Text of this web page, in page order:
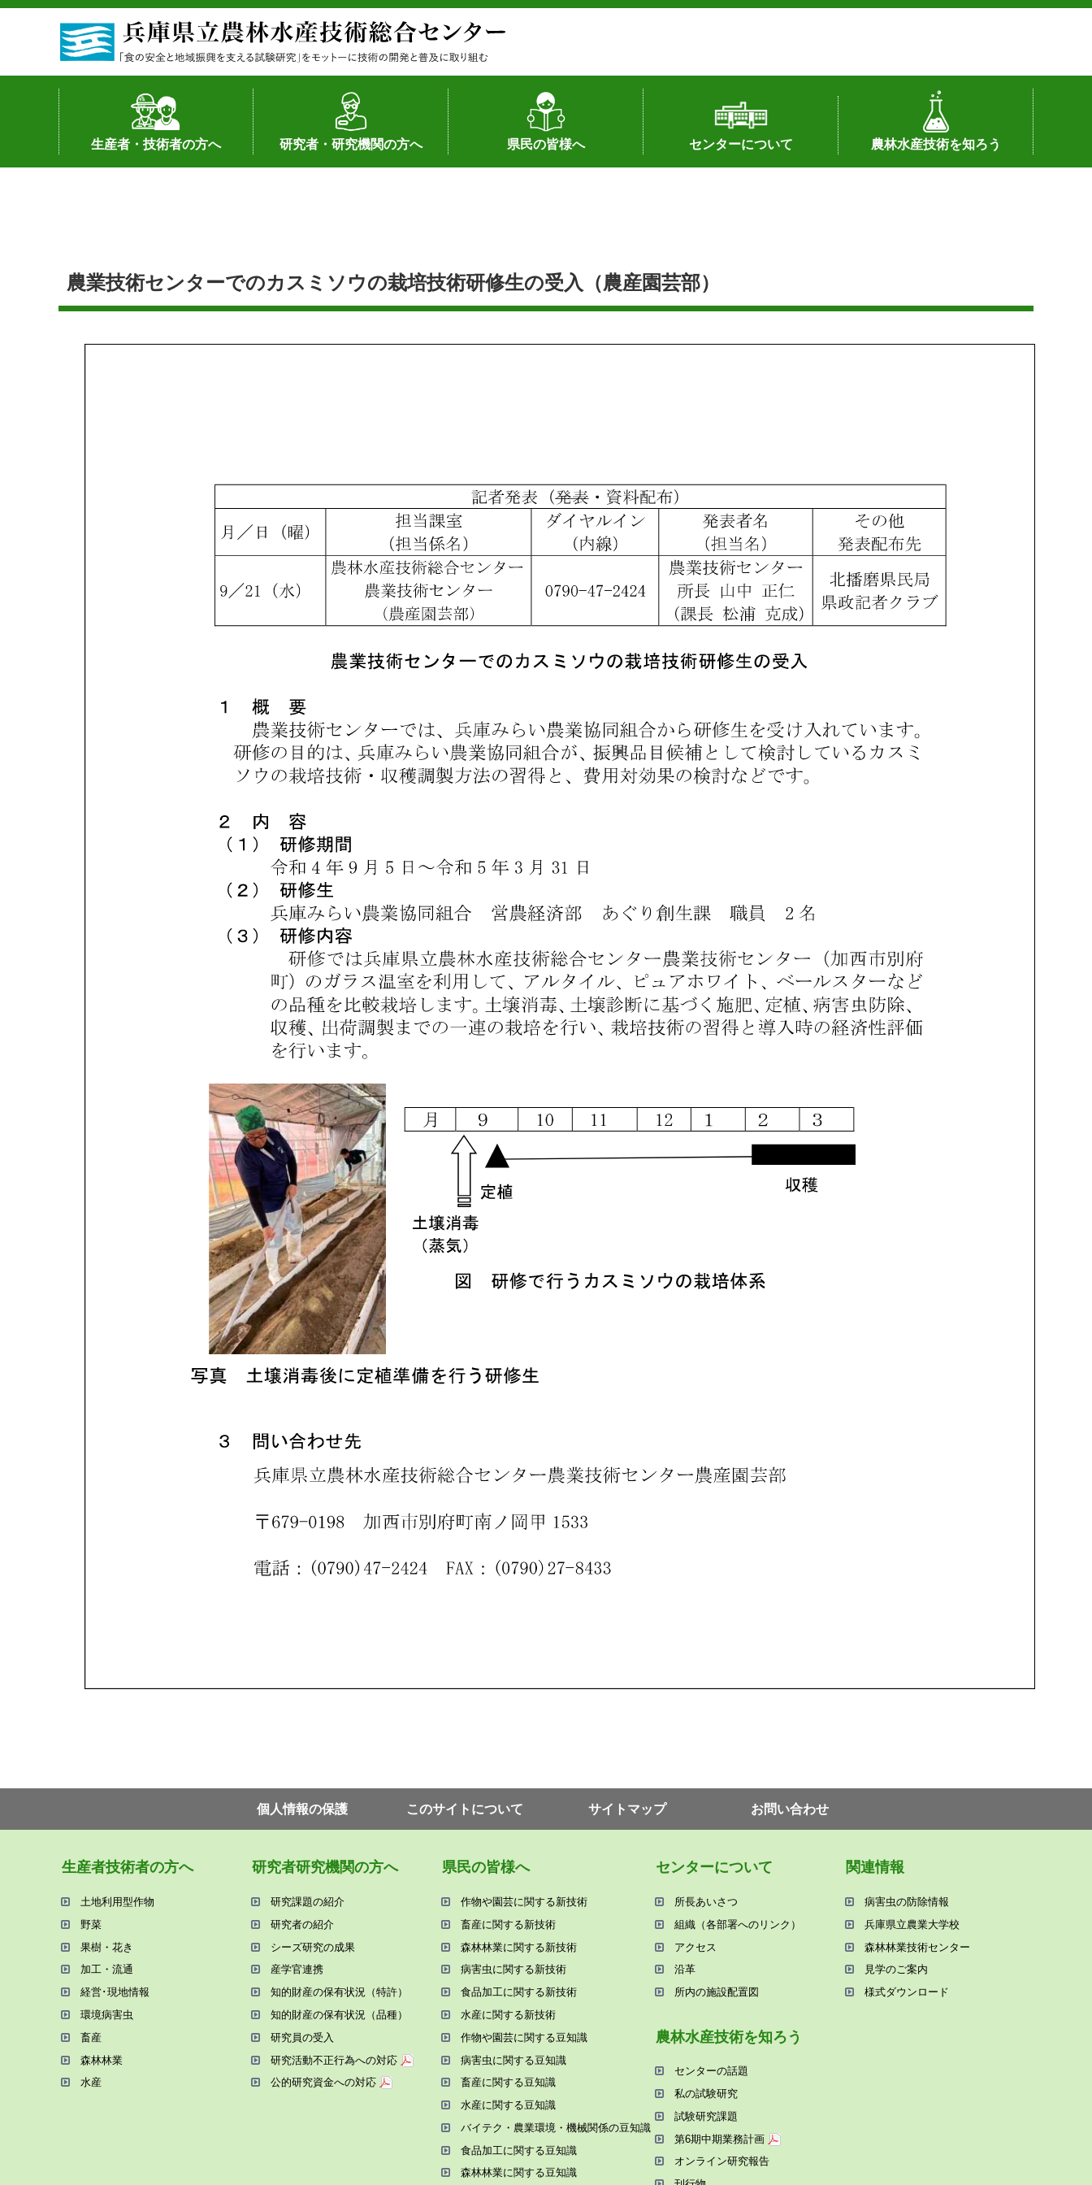
生産者・技術者の方へ
土地利用型作物
野菜
果樹・花き
加工・流通
経営･現地情報
環境病害虫
畜産
森林林業
水産
基幹種雄牛の紹介
研究者・研究機関の方へ
研究者の紹介
シーズ研究の成果
産学官連携
知的財産の保有状況（特許）
知的財産の保有状況（品種）
研究員の受入
研究活動不正行為への対応
公的研究資金への対応
県民の皆様へ
作物や園芸に関する新技術
畜産に関する新技術
森林林業に関する新技術
病害虫に関する新技術
食品加工に関する新技術
水産に関する新技術
作物や園芸に関する豆知識
病害虫に関する豆知識
畜産に関する豆知識
水産に関する豆知識
バイテク・農業環境・機械関係
食品加工に関する豆知識
森林林業に関する豆知識
センターについて
所長あいさつ
組織（各部署へのリンク）
アクセス
沿革
所内の施設配置図
農林水産技術を知ろう
センターの話題
私の試験研究
試験研究課題
第6期中期業務計画
オンライン研究報告
刊行物
知的財産に関する相談窓口
農業技術センターでのカスミソウの栽培技術研修生の受入（農産園芸部）
個⼈情報の保護 このサイトについて サイトマップ お問い合わせ
⽣産者技術者の⽅へ
⼟地利⽤型作物
野菜
果樹・花き
加⼯・流通
経営･現地情報
環境病害⾍
畜産
森林林業
⽔産
研究者研究機関の⽅へ
研究課題の紹介
研究者の紹介
シーズ研究の成果
産学官連携
知的財産の保有状況（特許）
知的財産の保有状況（品種）
研究員の受⼊
研究活動不正⾏為への対応
公的研究資金への対応
県⺠の皆様へ
作物や園芸に関する新技術
畜産に関する新技術
森林林業に関する新技術
病害⾍に関する新技術
⾷品加⼯に関する新技術
⽔産に関する新技術
作物や園芸に関する⾖知識
病害⾍に関する⾖知識
畜産に関する⾖知識
⽔産に関する⾖知識
バイテク・農業環境・機械関係の⾖知識
⾷品加⼯に関する⾖知識
森林林業に関する⾖知識
センターについて
所⻑あいさつ
組織（各部署へのリンク）
アクセス
沿⾰
所内の施設配置図
農林⽔産技術を知ろう
センターの話題
私の試験研究
試験研究課題
第6期中期業務計画
オンライン研究報告
関連情報
病害⾍の防除情報
兵庫県⽴農業⼤学校
森林林業技術センター
⾒学のご案内
様式ダウンロード